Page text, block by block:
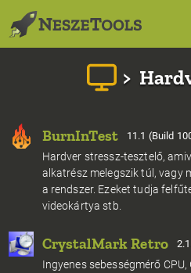
>
BurnInTest 11.1 (Build
Hardver stressz-tesztelő,
alkatrész melegszik túl, vagy
a rendszer. Ezeket tudja
videokártya stb.
CrystalMark Retro
Ingyenes sebességmérő